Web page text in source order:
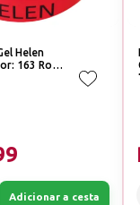
Helen
163 Rosa
Adicionar a cesta